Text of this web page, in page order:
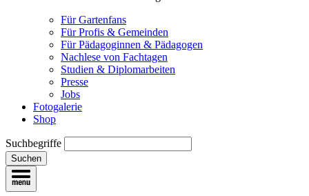
Für Gartenfans
Für Profis & Gemeinden
Für Pädagoginnen & Pädagogen
Nachlese von Fachtagen
Studien & Diplomarbeiten
Presse
Jobs
Fotogalerie
Shop
Suchbegriffe
Suchen